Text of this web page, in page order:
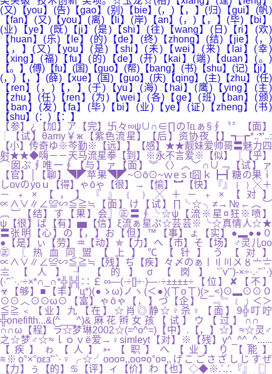
(又)【you】(告)【gao】(别)【bie】(，)【，】(归)【gui】(帆)
【fan】(又)【you】(离)【li】(岸)【an】(，)【，】(毕)【bi】
(业)【ye】(既)【ji】(是)【shi】(往)【wang】(日)【ri】(欢)
【huan】(乐)【le】(的)【de】(终)【zhong】(结)【jie】(，)
【，】(又)【you】(是)【shi】(未)【wei】(来)【lai】(幸)
【xing】(福)【fu】(的)【de】(开)【kai】(端)【duan】(。)
【。】(傅)【fu】(国)【guo】(帮)【bang】(书)【shu】(记)【ji】
(，)【，】(薛)【xue】(国)【guo】(庆)【qing】(主)【zhu】(任)
【ren】(，)【，】(于)【yu】(海)【hai】(鹰)【ying】(主)
【zhu】(任)【ren】(为)【wei】(各)【ge】(班)【ban】(颁)
【ban】(发)【fa】(毕)【bi】(业)【ye】(证)【zheng】(书)
【shu】(：)【：】
【参】¿【加】ア【完】卐々∞ψ∪∩∈∏の℡ぁ§∮〝〞【面】
┆【试】θamy￥ж【紫色流星】【后】资协夜【】┱┲*.:*‘..:
【小】传奇ゆ※芩勤※【远】】【感】★★靓妹爱帅哥〓魅力四
射★★◆嗨－－天马流星拳【到】※永不言爱※【似】〖【乎】
⌒囡ぷ∮唯一∮【与】ァ【面】︾〈〉︿﹀∩∪﹁【试】ァ
【官】│【聊】◥◤苹果◥◤~⊙ō⊙~ｗeｓt囧ｋ┣┫糖の果ｉ
しovのyoｕ【得】ゃōゃ【很】→【愉】︼【快】『』﹛﹜╳＋
－﹢×【，】『』﹛﹜╳＋－﹢×【对】
∝∧∨∥∠≌∽≦≧≒【面】け【试】∏╰☆╮≠→№←︵︶
︹︺【结】す【果】会〗㊣〓∮╰☆ψ【流※星¤狂※喷】
ψ【很】ば【有】▅【信】ξ流ぁ星ぷ☆芸芸※╰☆真情人☆★
〓张明【心】の【，】お【但】™【事】ょ【实】●▂●●０
●【是】ぃ【劳】♒【动】✯【力】へ【市】そ【场】♂灵儿oо
㊣〖热血同盟【上】℃【针】う【对】
∝∧∨∥∠≌∽≦≧≒【残】ぢ【疾】々〆のぁ〡〢〣〤〥〦〧
〨【人】┦【的】σ【岗】ˉ`v′ˉ)-×÷·.·′ˉ`·)
(·′ˉ`·.·÷×*∩_∩*╬╠╣∷￡∞—(·÷[]÷·)—·÷±±±±÷【位】✘【不】
☣【够】■【丰】′ц*)(●ゝω)ノヽ(＜●)(ㄒoㄒ)(>_<)⊙▂⊙⊙０
⊙⊙︿⊙⊙ω⊙【富】ゃōゃ【，】づ【企】﹂﹃﹄﹝﹞＜＞
≦≧﹤【业】九【在】☆肖◎静☆♀杀♀【面】9╬叮咛
╬onefifth...&(^___^)&麻花辫女孩【试】ウ【过】∩∩＾
∩∩ω【程】ラ☆梦琳2002☆(=^o^=)【中】.【，】☆】≈☆灵♂
之☆梦♂☆≈ｌｏｖё爱→♀simleyt【对】※【残】y^_^^_^......
【疾】ゎ【人】➳【职】へ【业】り【能】
≡※o°×°oεз′ˉ`·♀╭☆╯ooo¤,,oo¤o°o¤,,げこごさざしじすぜ
【力】ぅ【的】♋【评】ィ【价】わ【也】◇◆※.'..'.『』〖〗